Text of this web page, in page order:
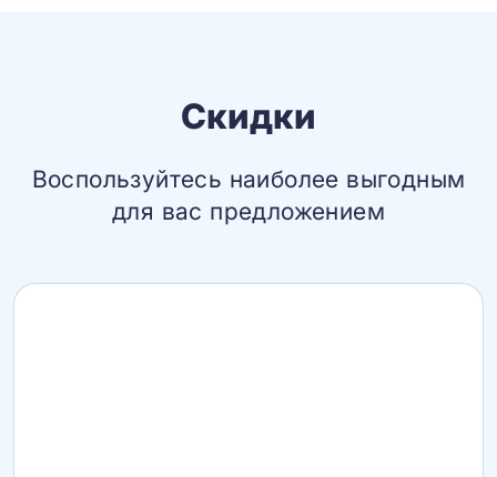
Скидки
Воспользуйтесь наиболее выгодным
для вас предложением